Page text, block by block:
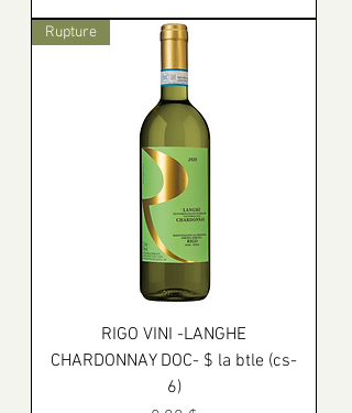
Rupture
RIGO VINI -LANGHE
CHARDONNAY DOC- $ la btle (cs-
6)